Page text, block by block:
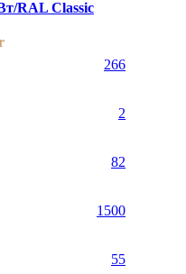
RAL Classic
266
2
82
1500
55